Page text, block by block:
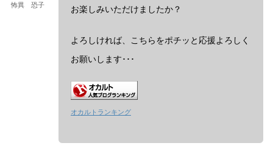
怖異 恐子 お楽しみいただけましたか？
よろしければ、こちらをポチッと応援よろしく
お願いします･･･
オカルトランキング